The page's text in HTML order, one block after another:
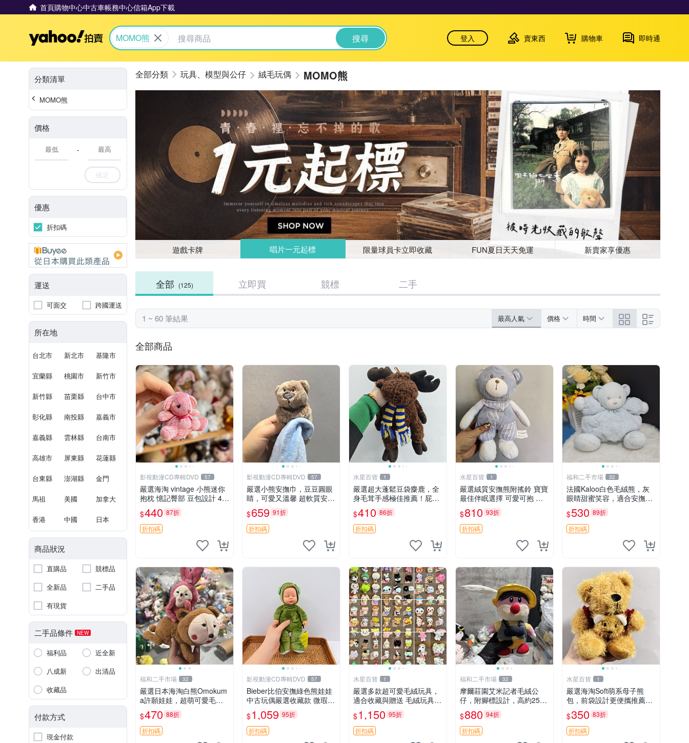
首頁購物中心中古車帳務中心信箱App下載
Yahoo拍賣
MOMO熊 搜尋 登入 賣東西 購物車 即時通
分類清單
MOMO熊
價格
-
確定
優惠
折扣碼
運送
可面交 跨國運送
所在地
台北市 新北市 基隆市
宜蘭縣 桃園市 新竹市
新竹縣 苗栗縣 台中市
彰化縣 南投縣 嘉義市
嘉義縣 雲林縣 台南市
高雄市 屏東縣 花蓮縣
台東縣 澎湖縣 金門
馬祖 美國 加拿大
香港 中國 日本
商品狀況
直購品
競標品
全新品
二手品
有現貨
二手品條件 NEW
福利品
近全新
八成新
出清品
收藏品
付款方式
現金付款
玩具、模型與公仔 絨毛玩偶 MOMO熊
遊戲卡牌 唱片一元起標 限量球員卡立即收藏 FUN夏日天天免運 新賣家享優惠
全部 (125) 立即買 競標 二手
1 ~ 60 筆結果 最高人氣 價格 時間
全部商品
影視動漫CD專輯DVD 57
嚴選海淘 vintage 小熊迷你
抱枕 憶記臀部 豆包設計 4c
m 高 推薦收藏 迷你豆包小
熊、高臀部、豆袋抱枕
$440 87折
折扣碼
影視動漫CD專輯DVD 57
嚴選小熊安撫巾，豆豆圓眼
睛，可愛又溫馨 超軟質安撫
巾，豆豆設計，哄睡好幫手
約克豆豆眼安撫巾 數碼豆豆
眼
$659 91折
折扣碼
水星百貨 1
嚴選超大蓬鬆豆袋麋鹿，全
身毛茸手感極佳推薦！屁股
與四肢填充均勻，適合收藏
與孩童共賞。 麋鹿 豆袋 毛
茸玩具
$410 86折
折扣碼
水星百貨 1
嚴選絨質安撫熊附搖鈴 寶寶
最佳伴眠選擇 可愛可抱 絨
毛玩具 安撫熊 嬰兒用
$810 93折
折扣碼
福和二手市場 32
法國Kaloo白色毛絨熊，灰
眼睛甜蜜笑容，適合安撫逗
趣可愛，柔軟面料手感佳。
14 白色安撫熊 毛絨玩具 寶
寶逗樂具
$530 89折
折扣碼
福和二手市場 32
嚴選日本海淘白熊Omokum
a許願娃娃，超萌可愛毛絨
公仔推薦收藏 白熊 Omoku
ma 毛絨玩具 偽裝娃娃 玩具
擺飾
$470 88折
折扣碼
影視動漫CD專輯DVD 57
Bieber比伯安撫綠色熊娃娃
中古玩偶嚴選收藏款 微瑕輕
度使用 Bieber綠熊娃娃 中
古玩偶 微瑕
$1,059 95折
折扣碼
水星百貨 1
嚴選多款超可愛毛絨玩具，
適合收藏與贈送 毛絨玩具、
抱枕、公仔
$1,150 95折
折扣碼
福和二手市場 32
摩爾莊園艾米記者毛絨公
仔，附腳標設計，高約25公
分，全新未拆封，限量珍
藏。艾米記者 毛絨公仔 超
萌玩偶
$880 94折
折扣碼
水星百貨 1
嚴選海淘Soft萌系母子熊
包，前袋設計更便攜推薦收
藏 母子熊 軟綿綿 包包
$350 83折
折扣碼